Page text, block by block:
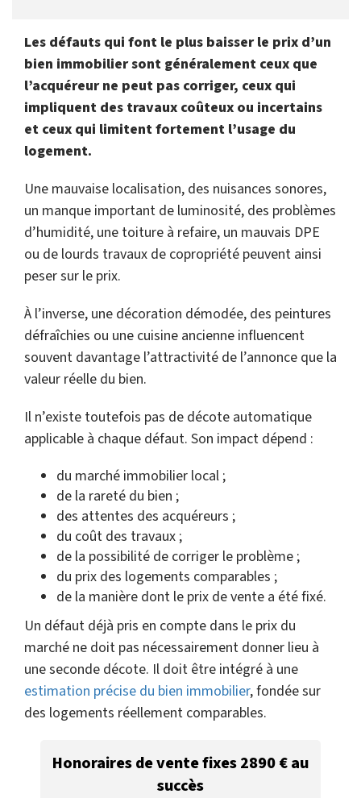
Les défauts qui font le plus baisser le prix d’un
bien immobilier sont généralement ceux que
l’acquéreur ne peut pas corriger, ceux qui
impliquent des travaux coûteux ou incertains
et ceux qui limitent fortement l’usage du
logement.
Une mauvaise localisation, des nuisances sonores,
un manque important de luminosité, des problèmes
d’humidité, une toiture à refaire, un mauvais DPE
ou de lourds travaux de copropriété peuvent ainsi
peser sur le prix.
À l’inverse, une décoration démodée, des peintures
défraîchies ou une cuisine ancienne influencent
souvent davantage l’attractivité de l’annonce que la
valeur réelle du bien.
Il n’existe toutefois pas de décote automatique
applicable à chaque défaut. Son impact dépend :
du marché immobilier local ;
de la rareté du bien ;
des attentes des acquéreurs ;
du coût des travaux ;
de la possibilité de corriger le problème ;
du prix des logements comparables ;
de la manière dont le prix de vente a été fixé.
Un défaut déjà pris en compte dans le prix du
marché ne doit pas nécessairement donner lieu à
une seconde décote. Il doit être intégré à une
estimation précise du bien immobilier, fondée sur
des logements réellement comparables.
Honoraires de vente fixes 2890 € au
succès